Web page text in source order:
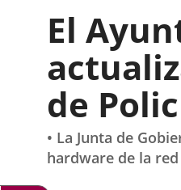
El
de
• La Junta de
hardware de la